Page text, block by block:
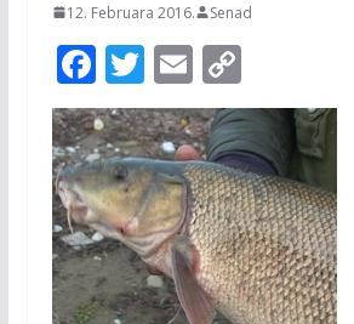
12. Februara 2016. Senad
F
ac
e
b
o
o
k
T
w
itt
er
E
m
ai
l
C
o
p
y
Li
n
k